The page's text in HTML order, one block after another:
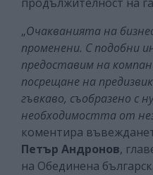
„Очакванията на
променени. С подобни
предоставим на
посрещане на
гъвкаво, съобразено с
необходимостта от
коментира
Петър Андронов,
на Обединена